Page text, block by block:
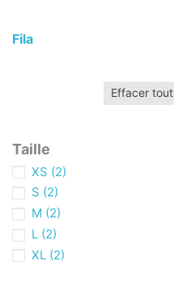
Fila
Effacer tout
Taille
XS (2)
S (2)
M (2)
L (2)
XL (2)